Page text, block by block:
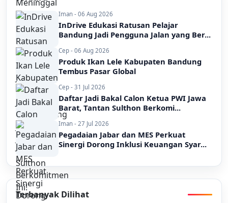
Iman - 06 Aug 2026
InDrive Edukasi Ratusan Pelajar
Bandung Jadi Pengguna Jalan yang Ber...
Cep - 06 Aug 2026
Produk Ikan Lele Kabupaten Bandung
Tembus Pasar Global
Cep - 31 Jul 2026
Daftar Jadi Bakal Calon Ketua PWI Jawa
Barat, Tantan Sulthon Berkomi...
Iman - 27 Jul 2026
Pegadaian Jabar dan MES Perkuat
Sinergi Dorong Inklusi Keuangan Syar...
Terbanyak Dilihat